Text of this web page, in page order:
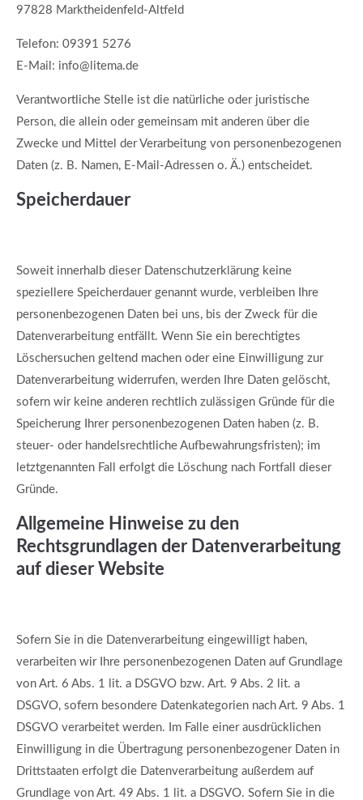
97828 Marktheidenfeld-Altfeld
Telefon: 09391 5276
E-Mail: info@litema.de
Verantwortliche Stelle ist die natürliche oder juristische
Person, die allein oder gemeinsam mit anderen über die
Zwecke und Mittel der Verarbeitung von personenbezogenen
Daten (z. B. Namen, E-Mail-Adressen o. Ä.) entscheidet.
Speicherdauer
Soweit innerhalb dieser Datenschutzerklärung keine
speziellere Speicherdauer genannt wurde, verbleiben Ihre
personenbezogenen Daten bei uns, bis der Zweck für die
Datenverarbeitung entfällt. Wenn Sie ein berechtigtes
Löschersuchen geltend machen oder eine Einwilligung zur
Datenverarbeitung widerrufen, werden Ihre Daten gelöscht,
sofern wir keine anderen rechtlich zulässigen Gründe für die
Speicherung Ihrer personenbezogenen Daten haben (z. B.
steuer- oder handelsrechtliche Aufbewahrungsfristen); im
letztgenannten Fall erfolgt die Löschung nach Fortfall dieser
Gründe.
Allgemeine Hinweise zu den
Rechtsgrundlagen der Datenverarbeitung
auf dieser Website
Sofern Sie in die Datenverarbeitung eingewilligt haben,
verarbeiten wir Ihre personenbezogenen Daten auf Grundlage
von Art. 6 Abs. 1 lit. a DSGVO bzw. Art. 9 Abs. 2 lit. a
DSGVO, sofern besondere Datenkategorien nach Art. 9 Abs. 1
DSGVO verarbeitet werden. Im Falle einer ausdrücklichen
Einwilligung in die Übertragung personenbezogener Daten in
Drittstaaten erfolgt die Datenverarbeitung außerdem auf
Grundlage von Art. 49 Abs. 1 lit. a DSGVO. Sofern Sie in die